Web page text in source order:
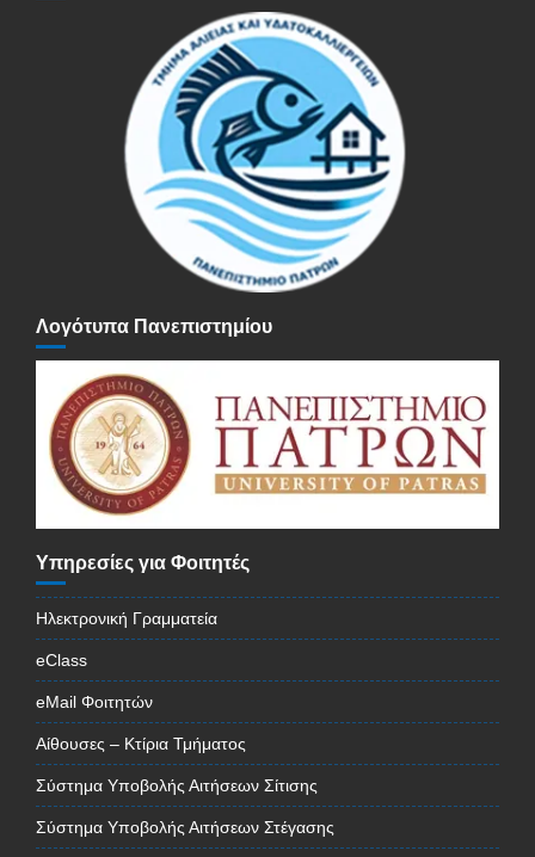
Λογότυπα Πανεπιστημίου
Υπηρεσίες για Φοιτητές
Ηλεκτρονική Γραμματεία
eClass
eMail Φοιτητών
Αίθουσες – Κτίρια Τμήματος
Σύστημα Υποβολής Αιτήσεων Σίτισης
Σύστημα Υποβολής Αιτήσεων Στέγασης